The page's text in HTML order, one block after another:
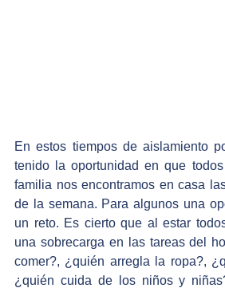
En estos tiempos de aislamiento
tenido la oportunidad en que
familia nos encontramos en casa
de la semana. Para algunos una
un reto. Es cierto que al estar
una sobrecarga en las tareas del
comer?, ¿quién arregla la ropa?,
¿quién cuida de los niños y